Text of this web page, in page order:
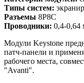
Типы систем:
Разъемы 8Р8С
Проводники: 0,4-0,64
Модули Keystone
патч-панели и
рабочего места,
"Avanti".